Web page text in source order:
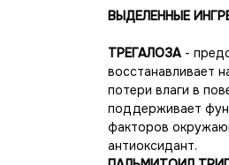
ВЫДЕЛЕННЫЕ
ТРЕГАЛОЗА -
восстанавливает
потери влаги в
поддерживает
факторов
антиоксидант.